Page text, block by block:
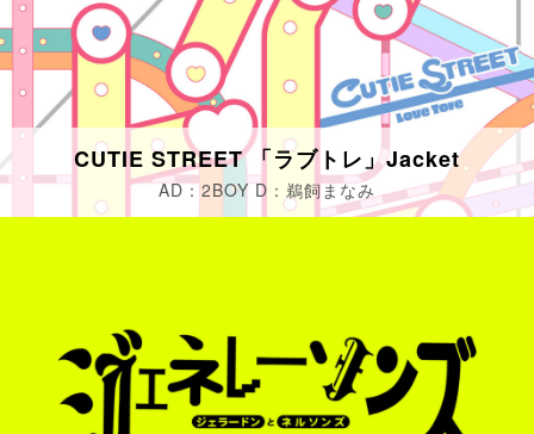
CUTIE STREET 「ラブトレ」Jacket
AD：2BOY D：鵜飼まなみ